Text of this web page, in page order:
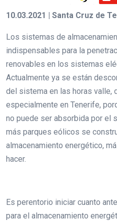
10.03.2021 | Santa Cruz de
Los sistemas de
indispensables para la
renovables en los sistemas
Actualmente ya se están
del sistema en las horas valle,
especialmente en Tenerife,
no puede ser absorbida por el
más parques eólicos se
almacenamiento energético,
hacer.
Es perentorio iniciar cuanto
para el almacenamiento